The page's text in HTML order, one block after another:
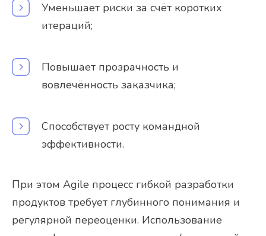
Уменьшает риски за счёт коротких
итераций;
Повышает прозрачность и
вовлечённость заказчика;
Способствует росту командной
эффективности.
При этом Agile процесс гибкой разработки
продуктов требует глубинного понимания и
регулярной переоценки. Использование